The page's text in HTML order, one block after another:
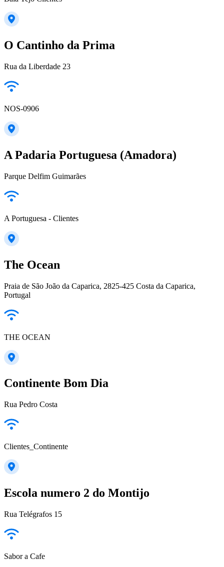
O Cantinho da Prima
Rua da Liberdade 23
NOS-0906
A Padaria Portuguesa (Amadora)
Parque Delfim Guimarães
A Portuguesa - Clientes
The Ocean
Praia de São João da Caparica, 2825-425 Costa da Caparica,
Portugal
THE OCEAN
Continente Bom Dia
Rua Pedro Costa
Clientes_Continente
Escola numero 2 do Montijo
Rua Telégrafos 15
Sabor a Cafe